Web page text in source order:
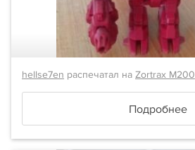
hellse7en распечатал на Zortrax M200
Подробнее